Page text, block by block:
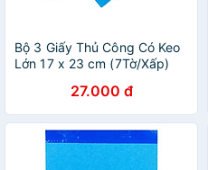
Bộ 3 Giấy Thủ Công Có Keo
Lớn 17 x 23 cm (7Tờ/Xấp)
27.000 đ